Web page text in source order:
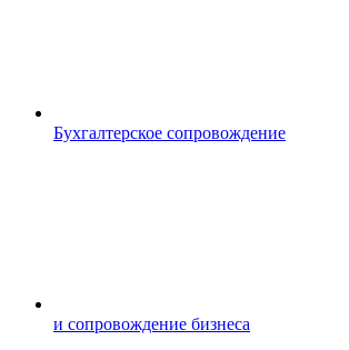
Бухгалтерское сопровождение
и сопровождение бизнеса